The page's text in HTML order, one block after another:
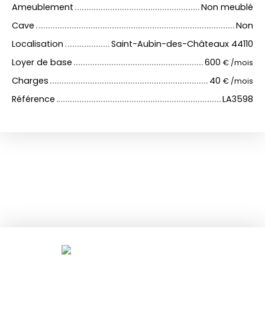
Ameublement
Non meublé
Cave
Non
Localisation
Saint-Aubin-des-Châteaux 44110
Loyer de base
600 € /mois
Charges 40 € /mois
Référence LA3598